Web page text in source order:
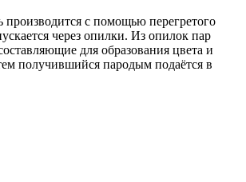
производится с помощью перегретого
через опилки. Из опилок пар
для образования цвета и
получившийся пародым подаётся в